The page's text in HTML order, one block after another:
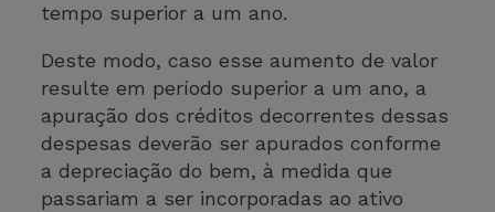
tempo superior a um ano.
Deste modo, caso esse aumento de valor
resulte em período superior a um ano, a
apuração dos créditos decorrentes dessas
despesas deverão ser apurados conforme
a depreciação do bem, à medida que
passariam a ser incorporadas ao ativo